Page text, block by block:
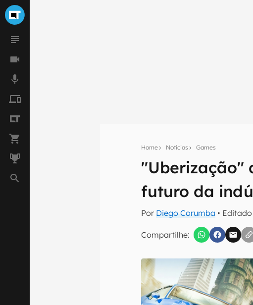
Home Notícias Games
"Uberização"
futuro da
Por Diego Corumba •
Compartilhe:
Seu resumo
Assine a newsletter do
Confirmo que li, aceito